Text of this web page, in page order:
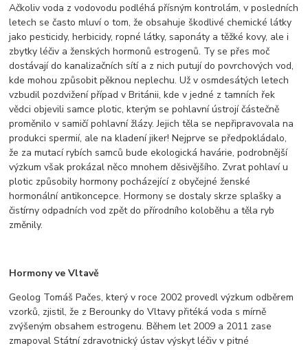
Ačkoliv voda z vodovodu podléhá přísným kontrolám, v posledních
letech se často mluví o tom, že obsahuje škodlivé chemické látky
jako pesticidy, herbicidy, ropné látky, saponáty a těžké kovy, ale i
zbytky léčiv a ženských hormonů estrogenů. Ty se přes moč
dostávají do kanalizačních sítí a z nich putují do povrchových vod,
kde mohou způsobit pěknou neplechu. Už v osmdesátých letech
vzbudil pozdvižení případ v Británii, kde v jedné z tamních řek
vědci objevili samce plotic, kterým se pohlavní ústrojí částečně
proměnilo v samičí pohlavní žlázy. Jejich těla se nepřipravovala na
produkci spermií, ale na kladení jiker! Nejprve se předpokládalo,
že za mutací rybích samců bude ekologická havárie, podrobnější
výzkum však prokázal něco mnohem děsivějšího. Zvrat pohlaví u
plotic způsobily hormony pocházející z obyčejné ženské
hormonální antikoncepce. Hormony se dostaly skrze splašky a
čistírny odpadních vod zpět do přírodního koloběhu a těla ryb
změnily.
Hormony ve Vltavě
Geolog Tomáš Pačes, který v roce 2002 provedl výzkum odběrem
vzorků, zjistil, že z Berounky do Vltavy přitéká voda s mírně
zvýšeným obsahem estrogenu. Během let 2009 a 2011 zase
zmapoval Státní zdravotnický ústav výskyt léčiv v pitné